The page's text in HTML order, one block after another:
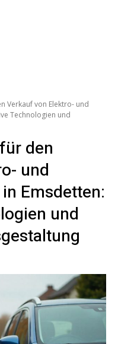
Verkauf von Elektro- und
Technologien und
den
und
Emsdetten:
und